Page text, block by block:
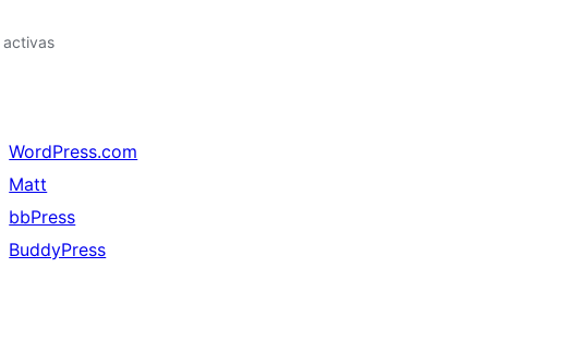
activas
WordPress.com
Matt
bbPress
BuddyPress